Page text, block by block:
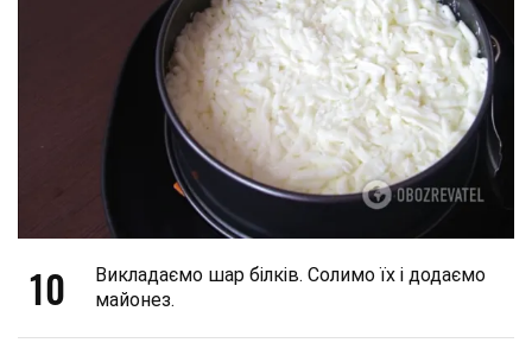
10
Викладаємо шар білків. Солимо їх і додаємо
майонез.